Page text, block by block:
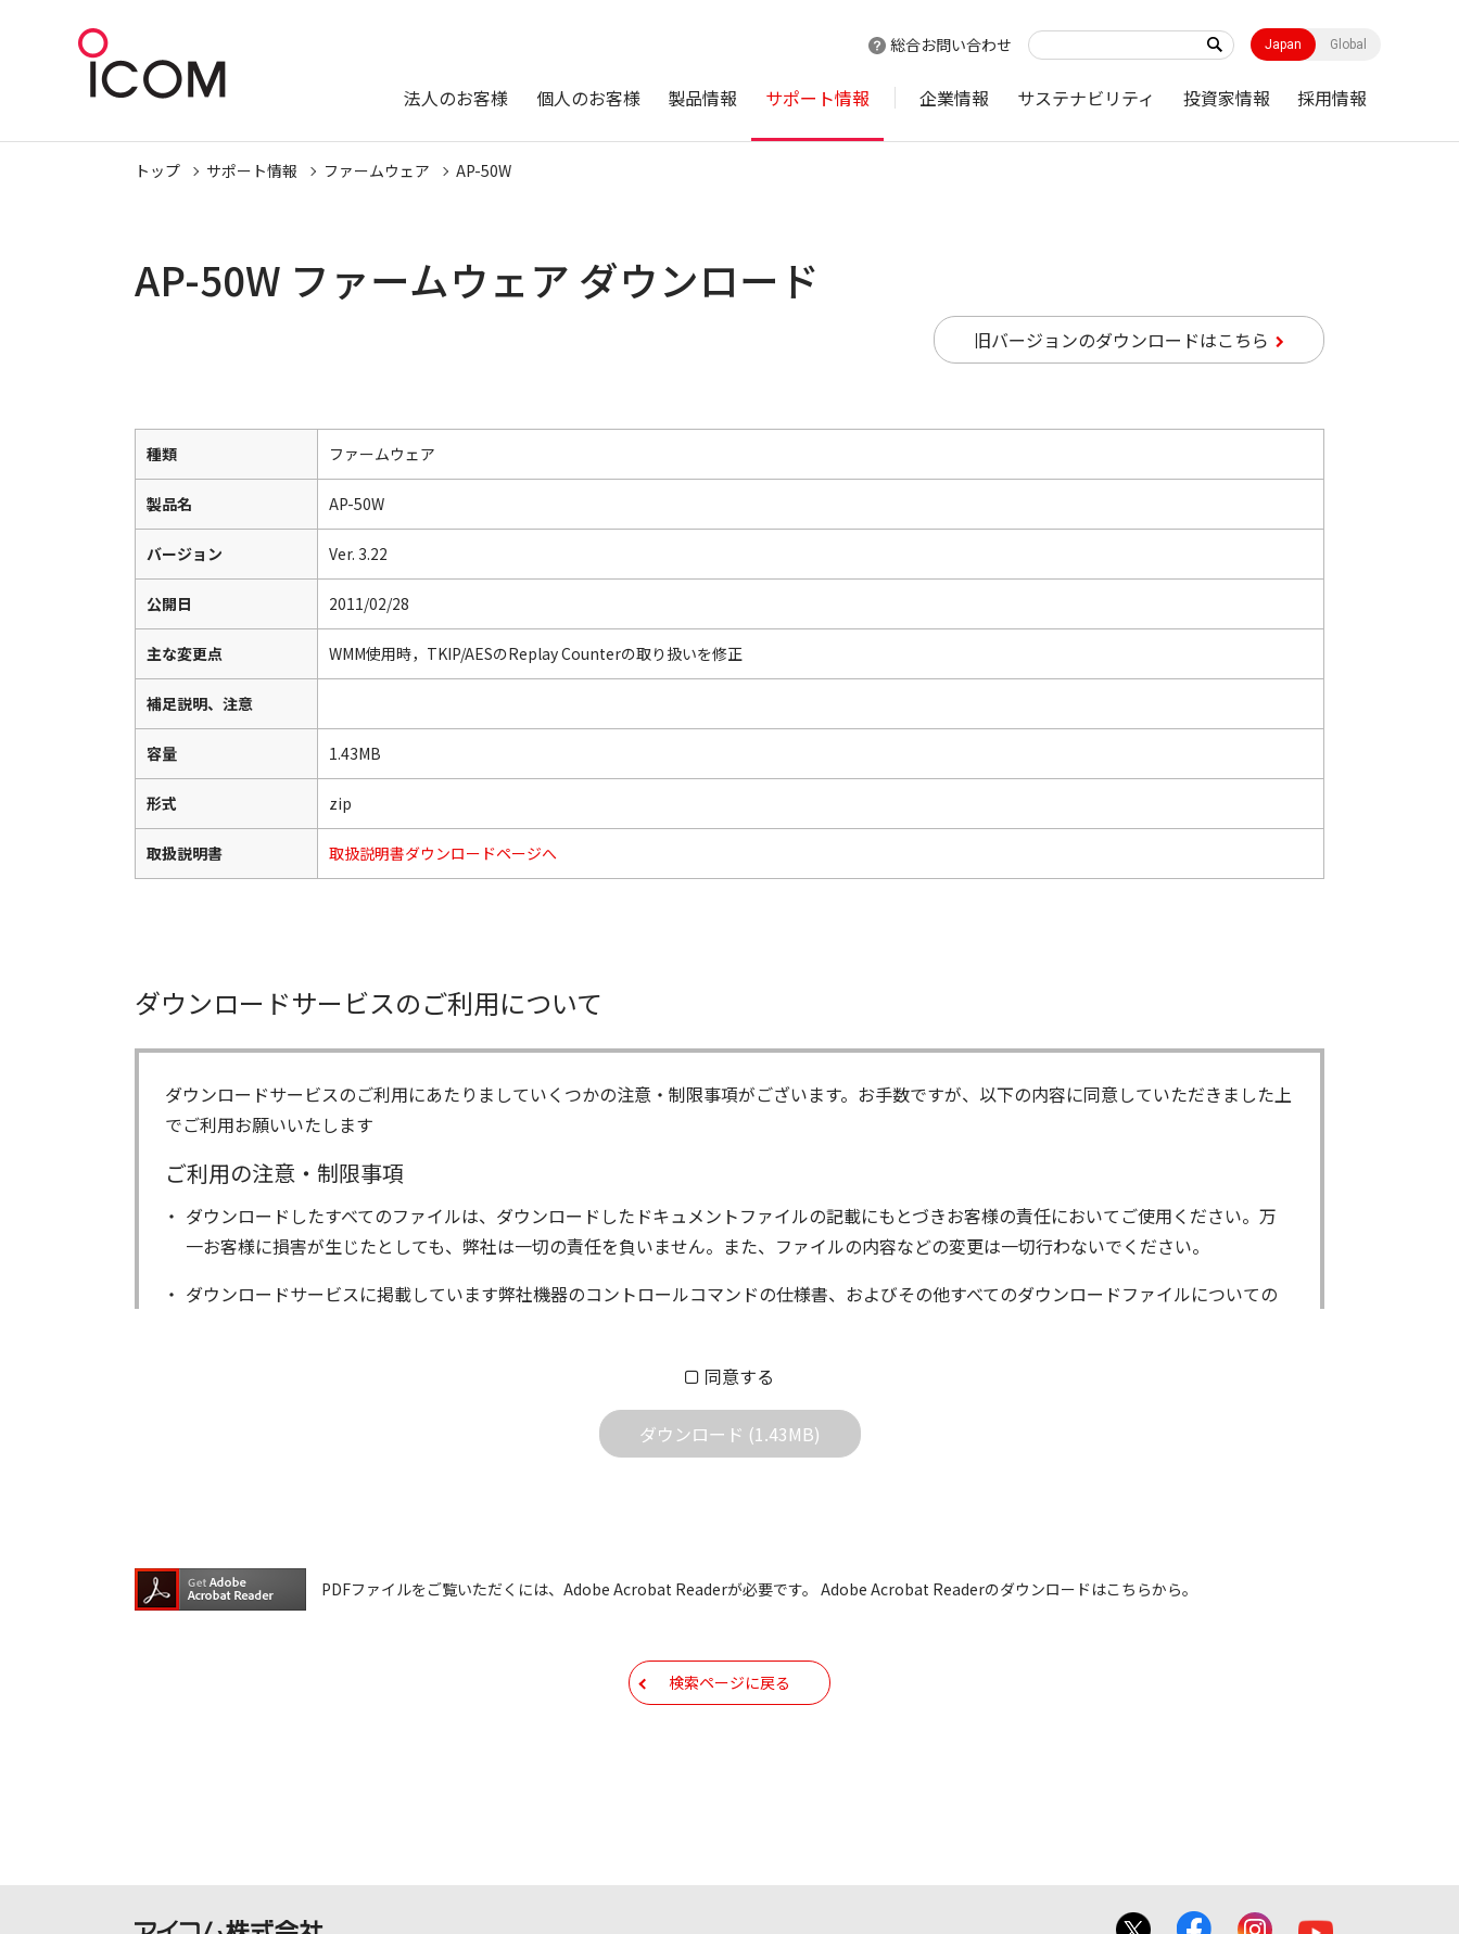
総合お問い合わせ Japan Global
法人のお客様 個人のお客様 製品情報 サポート情報 企業情報 サステナビリティ 投資家情報 採用情報
トップ サポート情報 ファームウェア AP-50W
AP-50W ファームウェア ダウンロード
旧バージョンのダウンロードはこちら
種類 ファームウェア
製品名 AP-50W
バージョン Ver. 3.22
公開日 2011/02/28
主な変更点 WMM使用時，TKIP/AESのReplay Counterの取り扱いを修正
補足説明、注意
容量 1.43MB
形式 zip
取扱説明書 取扱説明書ダウンロードページへ
ダウンロードサービスのご利用について
ダウンロードサービスのご利用にあたりましていくつかの注意・制限事項がございます。お手数ですが、以下の内容に同意していただきました上
でご利用お願いいたします
ご利用の注意・制限事項
ダウンロードしたすべてのファイルは、ダウンロードしたドキュメントファイルの記載にもとづきお客様の責任においてご使用ください。万
一お客様に損害が生じたとしても、弊社は一切の責任を負いません。また、ファイルの内容などの変更は一切行わないでください。
ダウンロードサービスに掲載しています弊社機器のコントロールコマンドの仕様書、およびその他すべてのダウンロードファイルについての
ファイルの内容は、製品の仕様変更などで予告なく改良及び変更される場合があります。
ウェアデータの書換は、保証期間中でも有償修理となります。あらかじめご了承ください
本サービスは、予告なく中止または内容を変更する場合がございます。あらかじめご了承ください。
同意する
ダウンロード (1.43MB)
PDFファイルをご覧いただくには、Adobe Acrobat Readerが必要です。 Adobe Acrobat Readerのダウンロードはこちらから。
検索ページに戻る